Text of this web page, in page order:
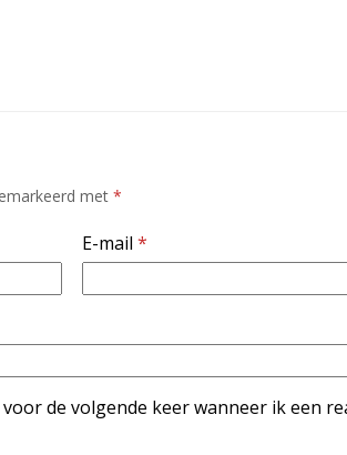
met *
E-mail*
de volgende keer wanneer ik een